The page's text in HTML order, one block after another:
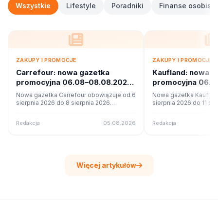
Wszystkie Lifestyle Poradniki Finanse osobiste
ZAKUPY I PROMOCJE
Carrefour: nowa gazetka
promocyjna 06.08–08.08.2026.
Co w ofercie?
Nowa gazetka Carrefour obowiązuje od 6
sierpnia 2026 do 8 sierpnia 2026.
Redakcja 05.08.2026
ZAKUPY I PROMOCJE
Kaufland: nowa
promocyjna
Co w ofercie?
Nowa gazetka
sierpnia 2026 do 11
Redakcja
Więcej artykułów